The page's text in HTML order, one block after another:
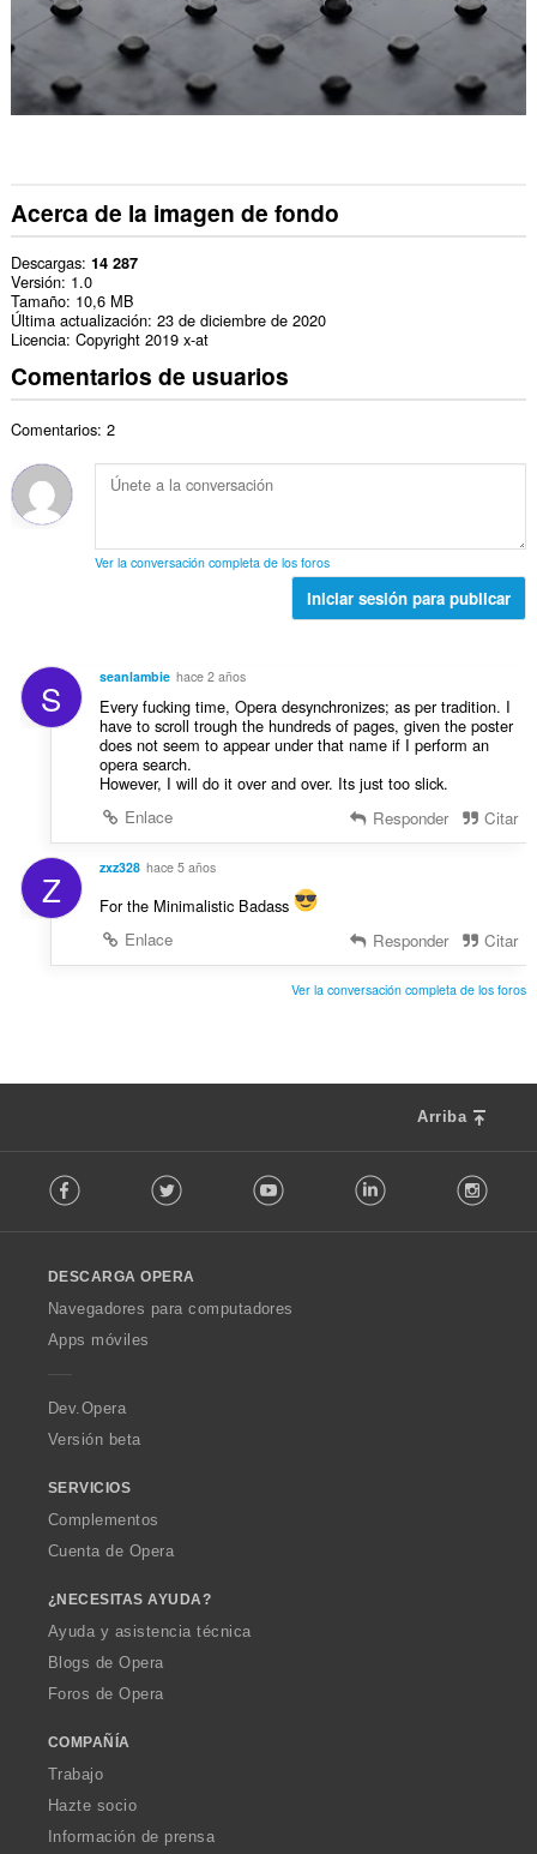
Acerca de la imagen de fondo
Descargas 14 287
Versión 1.0
Tamaño 10,6 MB
Última actualización 23 de diciembre de 2020
Licencia Copyright 2019 x-at
Comentarios de usuarios
Comentarios: 2
Ver la conversación completa de los foros
Iniciar sesión para publicar
S seanlambie hace 2 años
Every fucking time, Opera desynchronizes; as per tradition. I
have to scroll trough the hundreds of pages, given the poster
does not seem to appear under that name if I perform an
opera search.
However, I will do it over and over. Its just too slick.
Enlace
Responder Citar
Z zxz328 hace 5 años
For the Minimalistic Badass
Enlace
Responder Citar
Ver la conversación completa de los foros
Arriba
o
w
O
p
a
Facebook Twitter Youtube LinkedIn
DESCARGA OPERA
Navegadores para computadores
Apps móviles
Dev.Opera
Versión beta
SERVICIOS
Complementos
Cuenta de Opera
¿NECESITAS AYUDA?
Ayuda y asistencia técnica
Blogs de Opera
Foros de Opera
COMPAÑÍA
Trabajo
Hazte socio
Información de prensa